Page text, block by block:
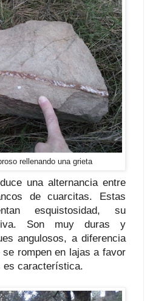
rellenando una grieta
una alternancia entre
de cuarcitas. Estas
esquistosidad, su
Son muy duras y
angulosos, a diferencia
rompen en lajas a favor
es característica.